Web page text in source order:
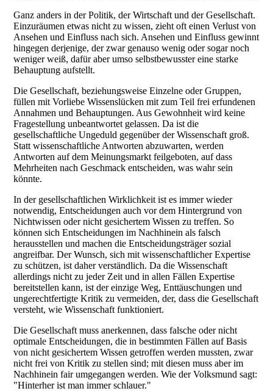
Ganz anders in der Politik, der Wirtschaft und der Gesellschaft.
Einzuräumen etwas nicht zu wissen, zieht oft einen Verlust von
Ansehen und Einfluss nach sich. Ansehen und Einfluss gewinnt
hingegen derjenige, der zwar genauso wenig oder sogar noch
weniger weiß, dafür aber umso selbstbewusster eine starke
Behauptung aufstellt.
Die Gesellschaft, beziehungsweise Einzelne oder Gruppen,
füllen mit Vorliebe Wissenslücken mit zum Teil frei erfundenen
Annahmen und Behauptungen. Aus Gewohnheit wird keine
Fragestellung unbeantwortet gelassen. Da ist die
gesellschaftliche Ungeduld gegenüber der Wissenschaft groß.
Statt wissenschaftliche Antworten abzuwarten, werden
Antworten auf dem Meinungsmarkt feilgeboten, auf dass
Mehrheiten nach Geschmack entscheiden, was wahr sein
könnte.
In der gesellschaftlichen Wirklichkeit ist es immer wieder
notwendig, Entscheidungen auch vor dem Hintergrund von
Nichtwissen oder nicht gesichertem Wissen zu treffen. So
können sich Entscheidungen im Nachhinein als falsch
herausstellen und machen die Entscheidungsträger sozial
angreifbar. Der Wunsch, sich mit wissenschaftlicher Expertise
zu schützen, ist daher verständlich. Da die Wissenschaft
allerdings nicht zu jeder Zeit und in allen Fällen Expertise
bereitstellen kann, ist der einzige Weg, Enttäuschungen und
ungerechtfertigte Kritik zu vermeiden, der, dass die Gesellschaft
versteht, wie Wissenschaft funktioniert.
Die Gesellschaft muss anerkennen, dass falsche oder nicht
optimale Entscheidungen, die in bestimmten Fällen auf Basis
von nicht gesichertem Wissen getroffen werden mussten, zwar
nicht frei von Kritik zu stellen sind; mit diesen muss aber im
Nachhinein fair umgegangen werden. Wie der Volksmund sagt:
"Hinterher ist man immer schlauer."